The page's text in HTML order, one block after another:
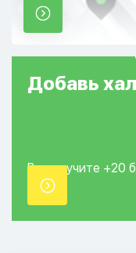
Добавь
Вы получите +20
точки.